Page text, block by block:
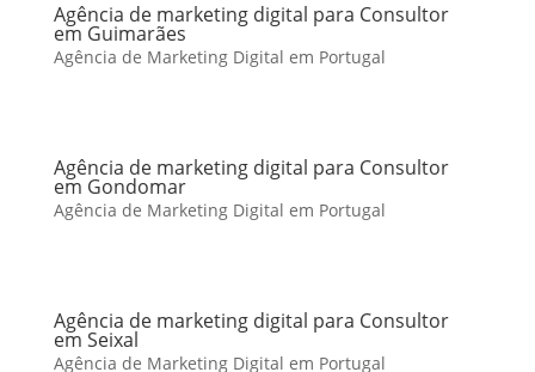
Agência de marketing digital para Consultor
em Guimarães
Agência de Marketing Digital em Portugal
Agência de marketing digital para Consultor
em Gondomar
Agência de Marketing Digital em Portugal
Agência de marketing digital para Consultor
em Seixal
Agência de Marketing Digital em Portugal